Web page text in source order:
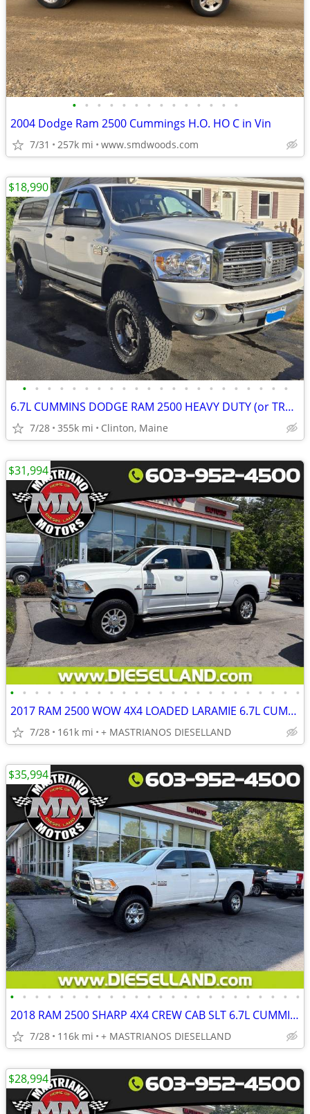
• • • • • • • • • • • • • •
2004 Dodge Ram 2500 Cummings H.O. HO C in Vin
7/31 257k mi www.smdwoods.com
• • • • • • • • • • • • • • • • • • • • • •
6.7L CUMMINS DODGE RAM 2500 HEAVY DUTY (or TRADE)
7/28 355k mi Clinton, Maine
$18,990
• • • • • • • • • • • • • • • • • • • • • • • •
2017 RAM 2500 WOW 4X4 LOADED LARAMIE 6.7L CUMMINS DIESEL!! **FINANCING AVAILABLE
7/28 161k mi + MASTRIANOS DIESELLAND
$31,994
• • • • • • • • • • • • • • • • • • • • • • • •
2018 RAM 2500 SHARP 4X4 CREW CAB SLT 6.7L CUMMINS DIESEL!! **FINANCING AVAILABLE
7/28 116k mi + MASTRIANOS DIESELLAND
$35,994
$28,994